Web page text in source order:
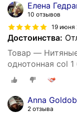
Елена
10 отзывов
19 июня
Достоинства:
Товар —
однотонная col 1
Anna
2 отзыва